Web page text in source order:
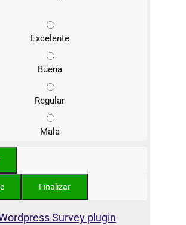
Excelente
Buena
Regular
Mala
Survey plugin